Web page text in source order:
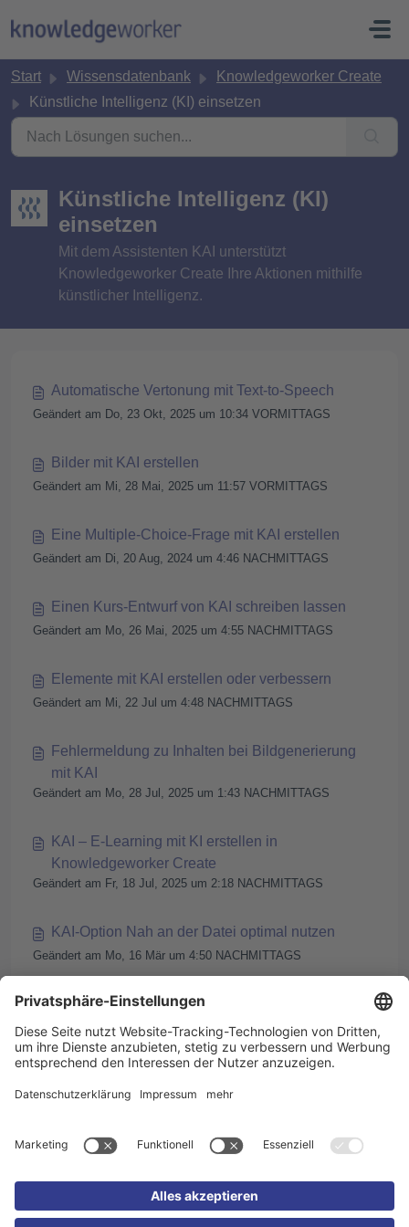
Start Wissensdatenbank
Knowledgeworker Create
Künstliche Intelligenz (KI) einsetzen
Künstliche Intelligenz (KI)
einsetzen
Mit dem Assistenten KAI unterstützt
Knowledgeworker Create Ihre Aktionen mithilfe
künstlicher Intelligenz.
Automatische Vertonung mit Text-to-Speech
Geändert am Do, 23 Okt, 2025 um 10:34 VORMITTAGS
Bilder mit KAI erstellen
Geändert am Mi, 28 Mai, 2025 um 11:57 VORMITTAGS
Eine Multiple-Choice-Frage mit KAI erstellen
Geändert am Di, 20 Aug, 2024 um 4:46 NACHMITTAGS
Einen Kurs-Entwurf von KAI schreiben lassen
Geändert am Mo, 26 Mai, 2025 um 4:55 NACHMITTAGS
Elemente mit KAI erstellen oder verbessern
Geändert am Mi, 22 Jul um 4:48 NACHMITTAGS
Fehlermeldung zu Inhalten bei Bildgenerierung
mit KAI
Geändert am Mo, 28 Jul, 2025 um 1:43 NACHMITTAGS
KAI – E-Learning mit KI erstellen in
Knowledgeworker Create
Geändert am Fr, 18 Jul, 2025 um 2:18 NACHMITTAGS
KAI-Option Nah an der Datei optimal nutzen
Geändert am Mo, 16 Mär um 4:50 NACHMITTAGS
Mit KI einen Kurs aus einem PDF-Dokument
erstellen
Geändert am Fr, 10 Apr um 3:50 NACHMITTAGS
Mit KI einen Kurs aus einer Powerpoint-
Geändert am Fr, 10 Apr um 3:47 NACHMITTAGS
< Vorheriges 1 2 Nächstes >